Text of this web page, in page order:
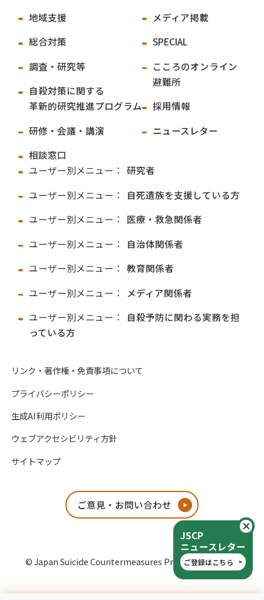
JSCP
ニュースレター
ご登録はこちら
地域支援
総合対策
調査・研究等
自殺対策に関する
革新的研究推進プログラム
研修・会議・講演
相談窓口
メディア掲載
SPECIAL
こころのオンライン
避難所
採用情報
ニュースレター
ユーザー別メニュー： 研究者
ユーザー別メニュー：
自死遺族を支援している方
ユーザー別メニュー：
医療・救急関係者
ユーザー別メニュー：
自治体関係者
ユーザー別メニュー： 教育関係者
ユーザー別メニュー：
メディア関係者
ユーザー別メニュー：
自殺予防に関わる実務を担
っている方
リンク・著作権・免責事項について
プライバシーポリシー
生成AI利用ポリシー
ウェブアクセシビリティ方針
サイトマップ
ご意見・お問い合わせ
© Japan Suicide Countermeasures Promotion Center